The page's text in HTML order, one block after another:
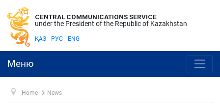
CENTRAL COMMUNICATIONS SERVICE
under the President of the Republic of Kazakhstan
ҚАЗ РУС ENG
Меню
Home News